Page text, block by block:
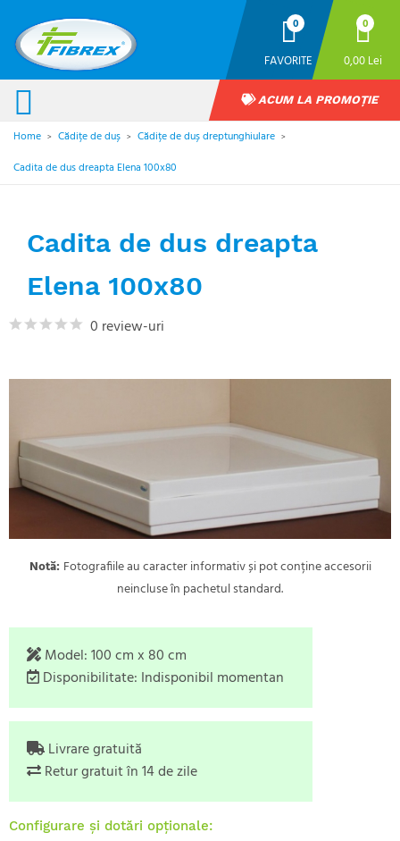
FAVORITE
0 0
0,00 Lei
ACUM LA PROMOȚIE
Home > Cădițe de duș > Cădițe de duș dreptunghiulare >
Cadita de dus dreapta Elena 100x80
Cadita de dus dreapta
Elena 100x80
0 review-uri
Notă: Fotografiile au caracter informativ și pot conține accesorii
neincluse în pachetul standard.
Model:100 cm x 80 cm
Disponibilitate: Indisponibil momentan
Livrare gratuită
Retur gratuit în 14 de zile
Configurare și dotări opționale: